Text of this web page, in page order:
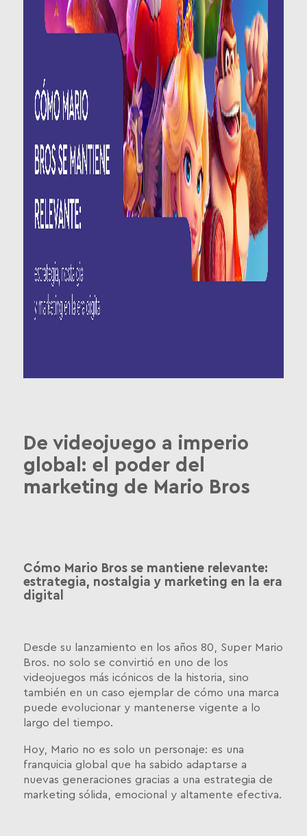
De videojuego a imperio
global: el poder del
marketing de Mario Bros
Cómo Mario Bros se mantiene relevante:
estrategia, nostalgia y marketing en la era
digital
Desde su lanzamiento en los años 80, Super Mario
Bros. no solo se convirtió en uno de los
videojuegos más icónicos de la historia, sino
también en un caso ejemplar de cómo una marca
puede evolucionar y mantenerse vigente a lo
largo del tiempo.
Hoy, Mario no es solo un personaje: es una
franquicia global que ha sabido adaptarse a
nuevas generaciones gracias a una estrategia de
marketing sólida, emocional y altamente efectiva.